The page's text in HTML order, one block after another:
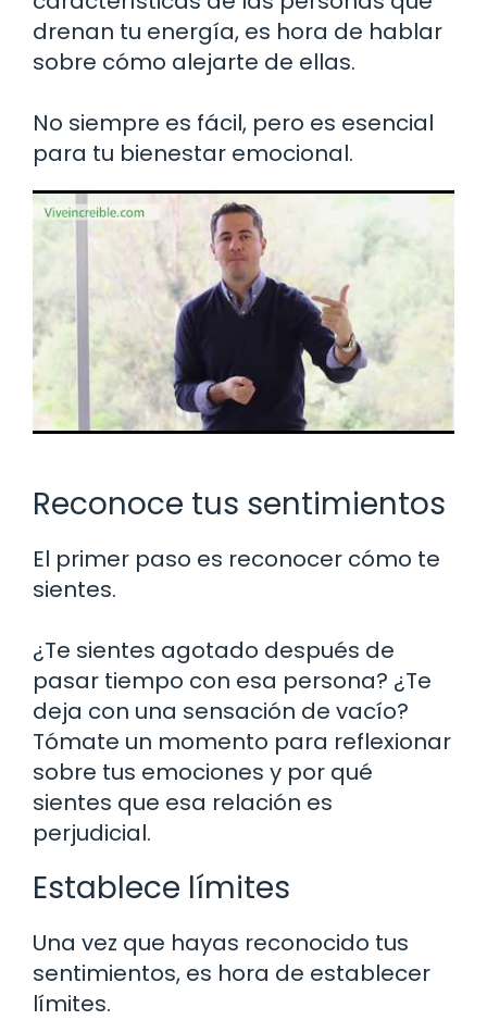
drenan tu energía, es hora de hablar
sobre cómo alejarte de ellas.
No siempre es fácil, pero es esencial
para tu bienestar emocional.
Reconoce tus sentimientos
El primer paso es reconocer cómo te
sientes.
¿Te sientes agotado después de
pasar tiempo con esa persona? ¿Te
deja con una sensación de vacío?
Tómate un momento para reflexionar
sobre tus emociones y por qué
sientes que esa relación es
perjudicial.
Establece límites
Una vez que hayas reconocido tus
sentimientos, es hora de establecer
límites.